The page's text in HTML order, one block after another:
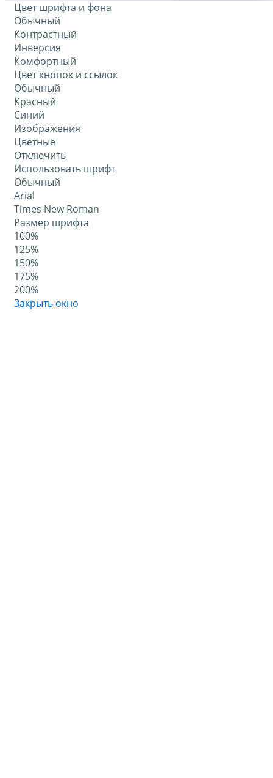
Цвет шрифта и фона
Обычный
Контрастный
Инверсия
Комфортный
Цвет кнопок и ссылок
Обычный
Красный
Синий
Изображения
Цветные
Отключить
Использовать шрифт
Обычный
Arial
Times New Roman
Размер шрифта
100%
125%
150%
175%
200%
Закрыть окно